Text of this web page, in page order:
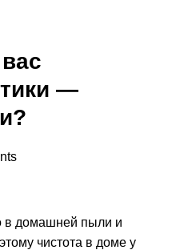
—
в домашней пыли и
чистота в доме у